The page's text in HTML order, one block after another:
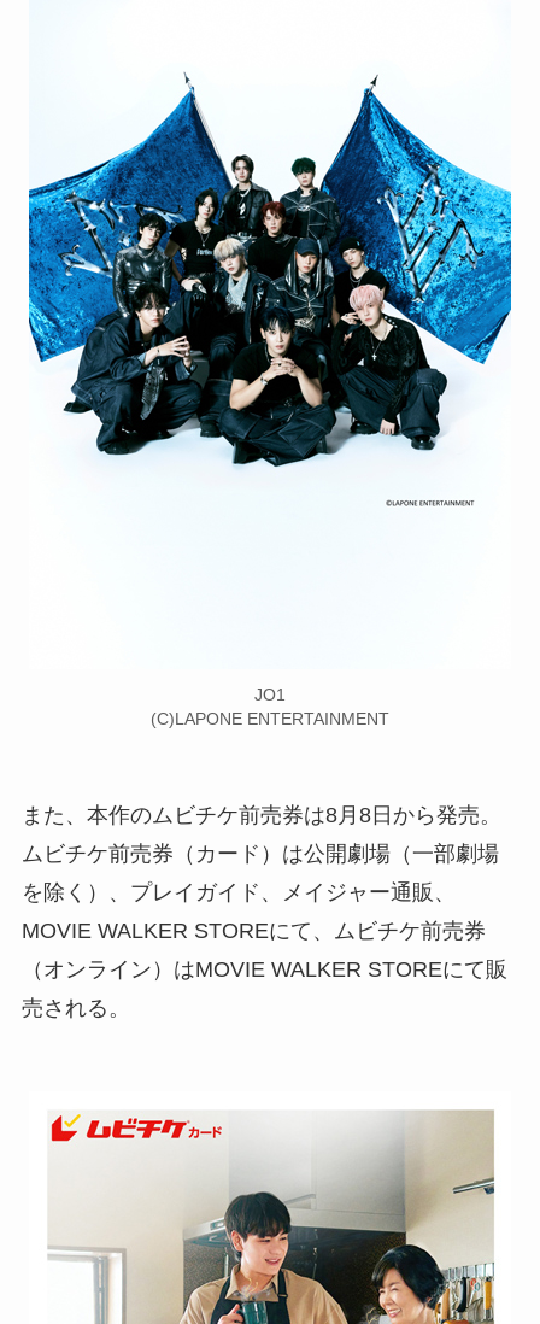
JO1
(C)LAPONE ENTERTAINMENT
また、本作のムビチケ前売券は8月8日から発売。
ムビチケ前売券（カード）は公開劇場（一部劇場
を除く）、プレイガイド、メイジャー通販、
MOVIE WALKER STOREにて、ムビチケ前売券
（オンライン）はMOVIE WALKER STOREにて販
売される。